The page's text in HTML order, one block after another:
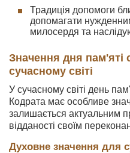
Традиція допомоги
допомагати
милосердя та
Значення дня пам'яті
сучасному світі
У сучасному світі день
Кодрата має особливе
залишається актуальним
відданості своїм
Духовне значення для